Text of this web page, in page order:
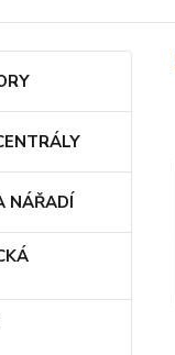
NÁŘADÍ